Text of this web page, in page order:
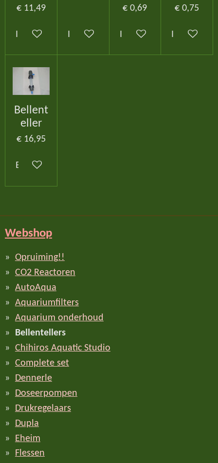
€ 11,49
In winkelwagenIn winkelwagen
€ 0,69
In winkelwagen
€ 0,75
In
Bellent
eller
€ 16,95
Bekijk details
Webshop
Opruiming!!
CO2 Reactoren
AutoAqua
Aquariumfilters
Aquarium onderhoud
Bellentellers
Chihiros Aquatic Studio
Complete set
Dennerle
Doseerpompen
Drukregelaars
Dupla
Eheim
Flessen